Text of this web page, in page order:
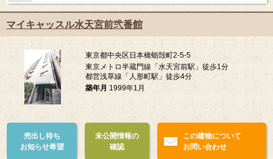
マイキャッスル水天宮前弐番館
東京都中央区日本橋蛎殻町2-5-5
東京メトロ半蔵門線「水天宮前駅」徒歩1分
都営浅草線「人形町駅」徒歩4分
築年月 1999年1月
売出し待ち
お知らせ希望
未公開情報の
確認
この建物について
お問い合わせ